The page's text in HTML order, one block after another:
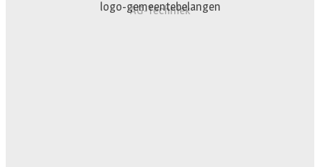
AG-Techniek